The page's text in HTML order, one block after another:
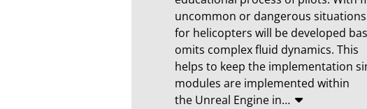
uncommon or dangerous
for helicopters will be developed
omits complex fluid dynamics. This
helps to keep the implementation
modules are implemented within
the Unreal Engine in…